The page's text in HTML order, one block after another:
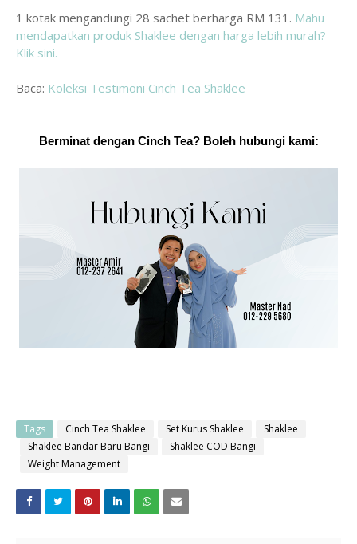
1 kotak mengandungi 28 sachet berharga RM 131. Mahu
mendapatkan produk Shaklee dengan harga lebih murah?
Klik sini.
Baca: Koleksi Testimoni Cinch Tea Shaklee
Berminat dengan Cinch Tea? Boleh hubungi kami:
Tags Cinch Tea Shaklee Set Kurus Shaklee
Shaklee
Shaklee Bandar Baru Bangi
Shaklee COD Bangi
Weight Management